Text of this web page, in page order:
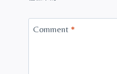
Comment *